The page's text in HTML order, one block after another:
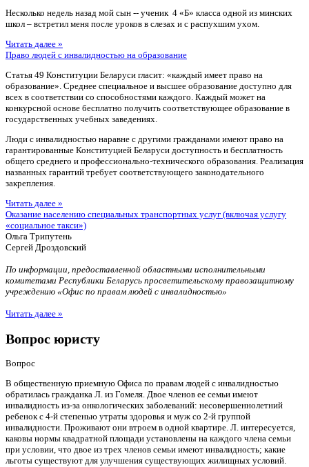
Несколько недель назад мой сын -- ученик 4 «Б» класса одной из минских
школ – встретил меня после уроков в слезах и с распухшим ухом.
Читать далее »
Право людей с инвалидностью на образование
Статья 49 Конституции Беларуси гласит: «каждый имеет право на
образование». Среднее специальное и высшее образование доступно для
всех в соответствии со способностями каждого. Каждый может на
конкурсной основе бесплатно получить соответствующее образование в
государственных учебных заведениях.
Люди с инвалидностью наравне с другими гражданами имеют право на
гарантированные Конституцией Беларуси доступность и бесплатность
общего среднего и профессионально-технического образования. Реализация
названных гарантий требует соответствующего законодательного
закрепления.
Читать далее »
Оказание населению специальных транспортных услуг (включая услугу
«социальное такси»)
Ольга Трипутень
Сергей Дроздовский
По информации, предоставленной областными исполнительными
комитетами Республики Беларусь просветительскому правозащитному
учреждению «Офис по правам людей с инвалидностью»
Читать далее »
Вопрос юристу
Вопрос
В общественную приемную Офиса по правам людей с инвалидностью
обратилась гражданка Л. из Гомеля. Двое членов ее семьи имеют
инвалидность из-за онкологических заболеваний: несовершеннолетний
ребенок с 4-й степенью утраты здоровья и муж со 2-й группой
инвалидности. Проживают они втроем в одной квартире. Л. интересуется,
каковы нормы квадратной площади установлены на каждого члена семьи
при условии, что двое из трех членов семьи имеют инвалидность; какие
льготы существуют для улучшения существующих жилищных условий.